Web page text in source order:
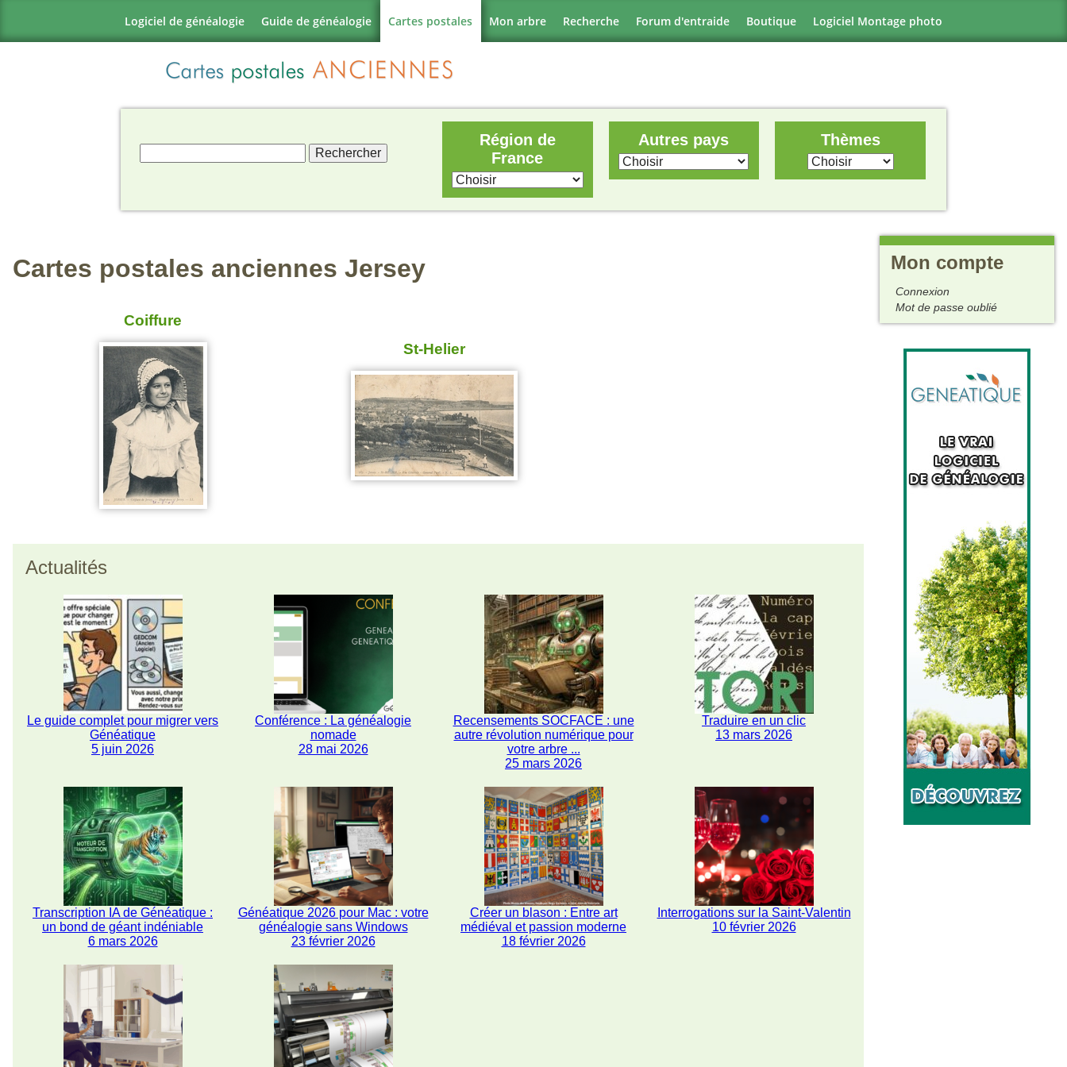
Logiciel de généalogie Guide de généalogie Cartes postales Mon arbre Recherche Forum d'entraide Boutique Logiciel Montage photo
Région de
France
Autres pays Thèmes
Cartes postales anciennes Jersey
Coiffure
St-Helier
Actualités
Le guide complet pour migrer vers
Généatique
5 juin 2026
Conférence : La généalogie
nomade
28 mai 2026
Recensements SOCFACE : une
autre révolution numérique pour
votre arbre ...
25 mars 2026
Traduire en un clic
13 mars 2026
Transcription IA de Généatique :
un bond de géant indéniable
6 mars 2026
Généatique 2026 pour Mac : votre
généalogie sans Windows
23 février 2026
Créer un blason : Entre art
médiéval et passion moderne
18 février 2026
Interrogations sur la Saint-Valentin
10 février 2026
Mon compte
Connexion
Mot de passe oublié